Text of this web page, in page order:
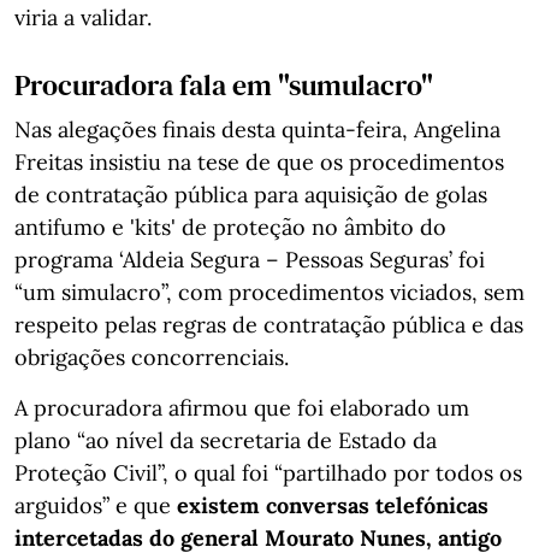
viria a validar.
Procuradora fala em "sumulacro"
Nas alegações finais desta quinta-feira, Angelina
Freitas insistiu na tese de que os procedimentos
de contratação pública para aquisição de golas
antifumo e 'kits' de proteção no âmbito do
programa ‘Aldeia Segura – Pessoas Seguras’ foi
“um simulacro”, com procedimentos viciados, sem
respeito pelas regras de contratação pública e das
obrigações concorrenciais.
A procuradora afirmou que foi elaborado um
plano “ao nível da secretaria de Estado da
Proteção Civil”, o qual foi “partilhado por todos os
arguidos” e que existem conversas telefónicas
intercetadas do general Mourato Nunes, antigo